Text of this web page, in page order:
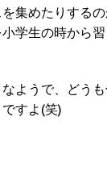
集めたりする
学生の時から
ようで、どう
すよ(笑)